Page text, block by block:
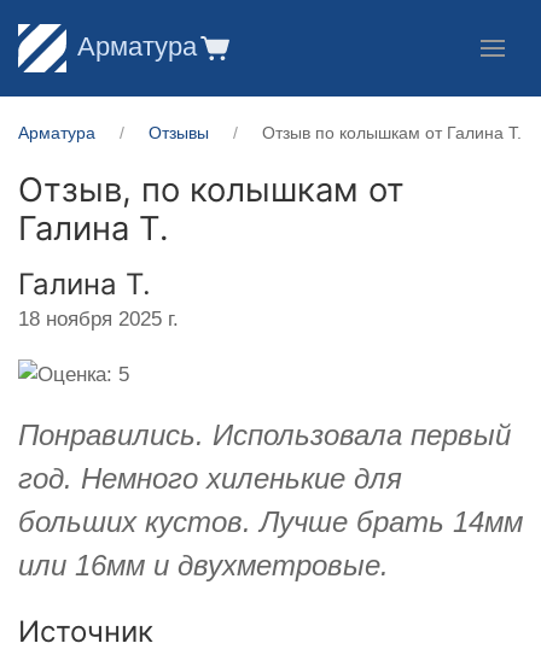
Арматура
Арматура Отзывы Отзыв по колышкам от Галина Т.
Отзыв, по колышкам от
Галина Т.
Галина Т.
18 ноября 2025 г.
Понравились. Использовала первый
год. Немного хиленькие для
больших кустов. Лучше брать 14мм
или 16мм и двухметровые.
Источник